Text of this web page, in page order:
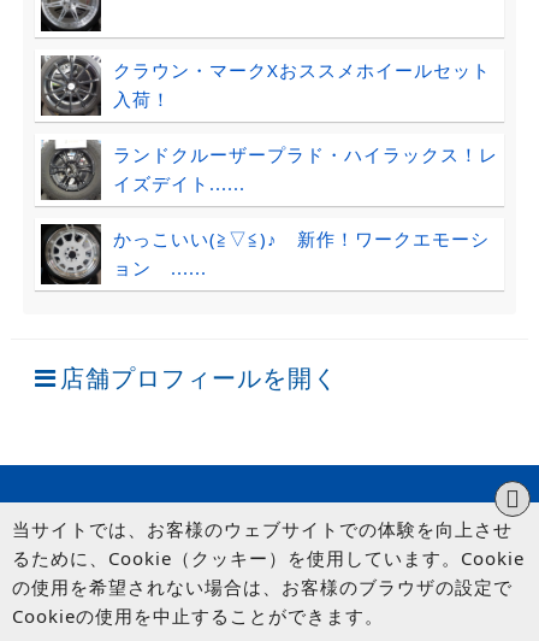
クラウン・マークXおススメホイールセット
入荷！
ランドクルーザープラド・ハイラックス！レ
イズデイト......
かっこいい(≧▽≦)♪ 新作！ワークエモーシ
ョン ......
店舗プロフィールを開く
当サイトでは、お客様のウェブサイトでの体験を向上させ
るために、Cookie（クッキー）を使用しています。Cookie
の使用を希望されない場合は、お客様のブラウザの設定で
Cookieの使用を中止することができます。